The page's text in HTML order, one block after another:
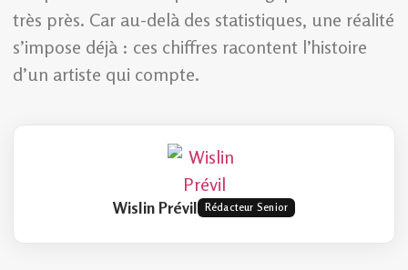
très près. Car au-delà des statistiques, une réalité
s’impose déjà : ces chiffres racontent l’histoire
d’un artiste qui compte.
Wislin Prévil Rédacteur Senior